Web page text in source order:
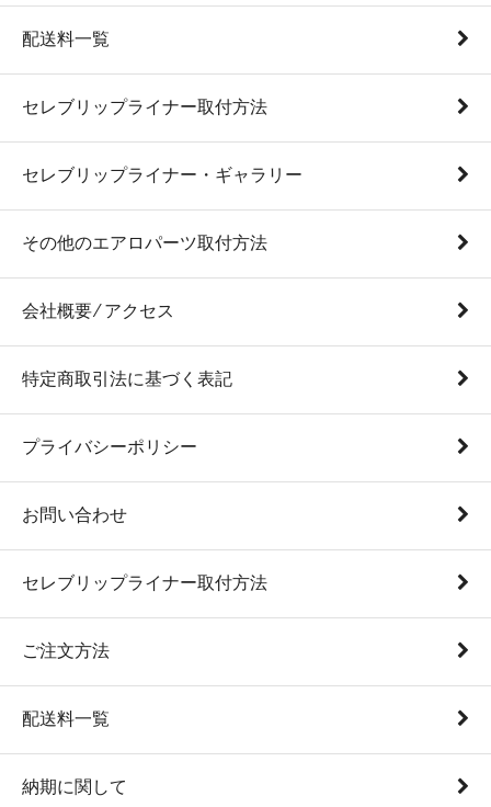
配送料一覧
セレブリップライナー取付方法
セレブリップライナー・ギャラリー
その他のエアロパーツ取付方法
会社概要 ⁄ アクセス
特定商取引法に基づく表記
プライバシーポリシー
お問い合わせ
セレブリップライナー取付方法
ご注文方法
配送料一覧
納期に関して